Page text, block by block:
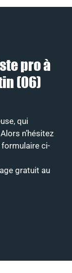
pro à
(06)
qui
n’hésitez
ci-
gratuit au